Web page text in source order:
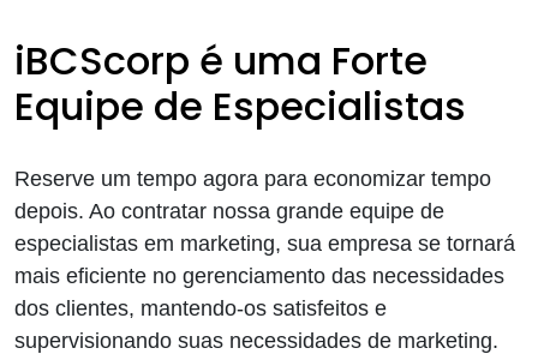
iBCScorp é uma Forte
Equipe de Especialistas
Reserve um tempo agora para economizar tempo
depois. Ao contratar nossa grande equipe de
especialistas em marketing, sua empresa se tornará
mais eficiente no gerenciamento das necessidades
dos clientes, mantendo-os satisfeitos e
supervisionando suas necessidades de marketing.